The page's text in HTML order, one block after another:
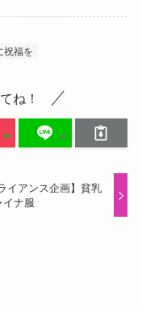
祝福を
ね！
イアンス企画】貧乳
イナ服